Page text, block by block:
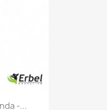
-...